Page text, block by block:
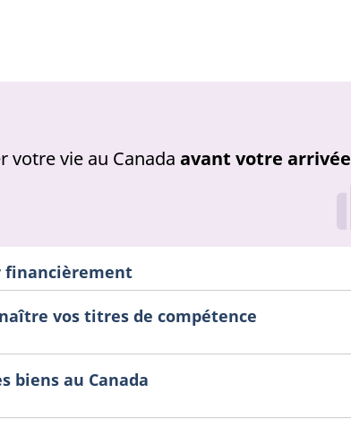
votre vie au Canada avant votre arrivée
financièrement
vos titres de compétence
biens au Canada